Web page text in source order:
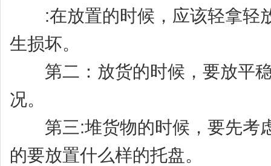
:在放置的时候，应该轻拿轻
生损坏。
第二：放货的时候，要放平稳
况。
第三:堆货物的时候，要先考
的要放置什么样的托盘。